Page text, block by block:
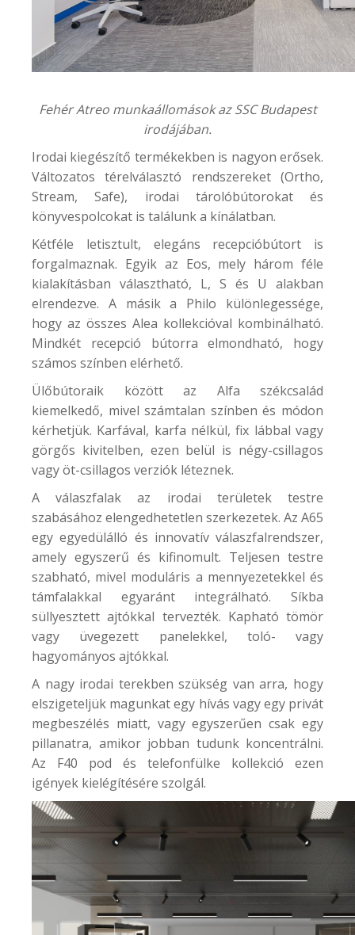
Fehér Atreo munkaállomások az SSC Budapest
irodájában.
Irodai kiegészítő termékekben is nagyon erősek.
Változatos térelválasztó rendszereket (Ortho,
Stream, Safe), irodai tárolóbútorokat és
könyvespolcokat is találunk a kínálatban.
Kétféle letisztult, elegáns recepcióbútort is
forgalmaznak. Egyik az Eos, mely három féle
kialakításban választható, L, S és U alakban
elrendezve. A másik a Philo különlegessége,
hogy az összes Alea kollekcióval kombinálható.
Mindkét recepció bútorra elmondható, hogy
számos színben elérhető.
Ülőbútoraik között az Alfa székcsalád
kiemelkedő, mivel számtalan színben és módon
kérhetjük. Karfával, karfa nélkül, fix lábbal vagy
görgős kivitelben, ezen belül is négy-csillagos
vagy öt-csillagos verziók léteznek.
A válaszfalak az irodai területek testre
szabásához elengedhetetlen szerkezetek. Az A65
egy egyedülálló és innovatív válaszfalrendszer,
amely egyszerű és kifinomult. Teljesen testre
szabható, mivel moduláris a mennyezetekkel és
támfalakkal egyaránt integrálható. Síkba
süllyesztett ajtókkal tervezték. Kapható tömör
vagy üvegezett panelekkel, toló- vagy
hagyományos ajtókkal.
A nagy irodai terekben szükség van arra, hogy
elszigeteljük magunkat egy hívás vagy egy privát
megbeszélés miatt, vagy egyszerűen csak egy
pillanatra, amikor jobban tudunk koncentrálni.
Az F40 pod és telefonfülke kollekció ezen
igények kielégítésére szolgál.